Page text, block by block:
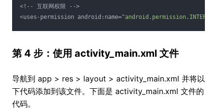
<!-- 互联网权限 -->
<uses-permission android:name=
第 4 步：使用 activity_main.xml 文件
导航到 app > res > layout > activity_main.xml 并将以
下代码添加到该文件。下面是 activity_main.xml 文件的
代码。